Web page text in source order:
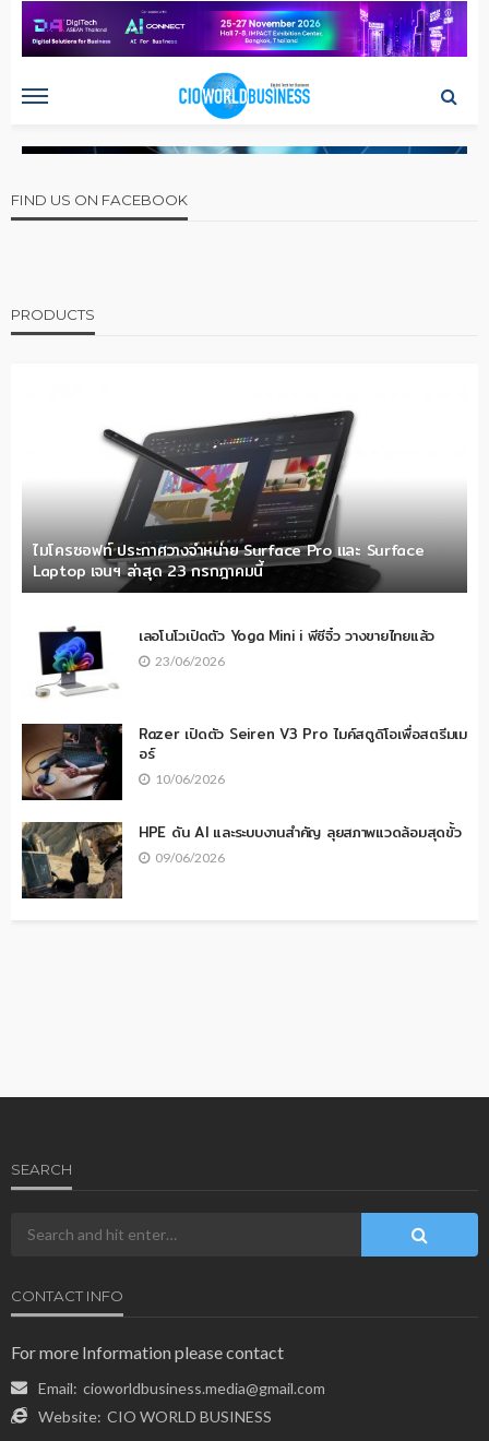
FIND US ON FACEBOOK
PRODUCTS
ไมโครซอฟท์ ประกาศวางจำหน่าย Surface Pro และ Surface
Laptop เจนฯ ล่าสุด 23 กรกฎาคมนี้
เลอโนโวเปิดตัว Yoga Mini i พีซีจิ๋ว วางขายไทยแล้ว
23/06/2026
Razer เปิดตัว Seiren V3 Pro ไมค์สตูดิโอเพื่อสตรีมเม
อร์
10/06/2026
HPE ดัน AI และระบบงานสำคัญ ลุยสภาพแวดล้อมสุดขั้ว
09/06/2026
SEARCH
CONTACT INFO
For more Information please contact
Email: cioworldbusiness.media@gmail.com
Website: CIO WORLD BUSINESS